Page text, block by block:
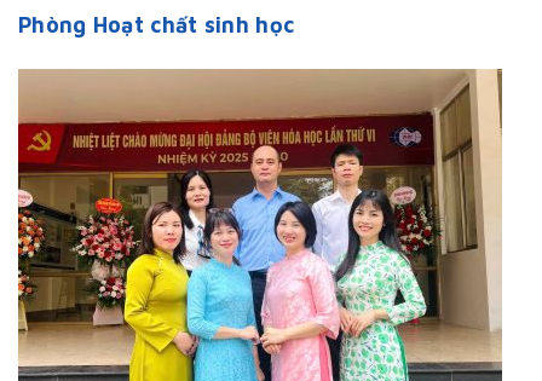
Phòng Hoạt chất sinh học